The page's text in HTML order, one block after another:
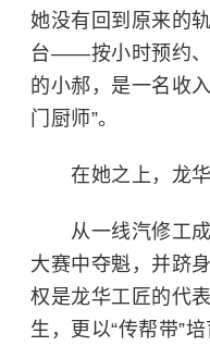
她没有回到原来的
台——按小时预约、
的小郝，是一名收
门厨师”。
在她之上，龙华
从一线汽修工成
大赛中夺魁，并跻
权是龙华工匠的代
生，更以“传帮带”